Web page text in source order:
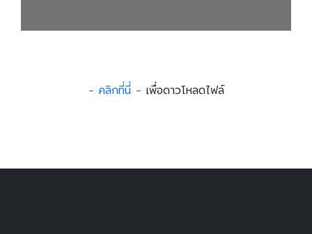
- คลิกที่นี่ - เพื่อดาวโหลดไฟล์